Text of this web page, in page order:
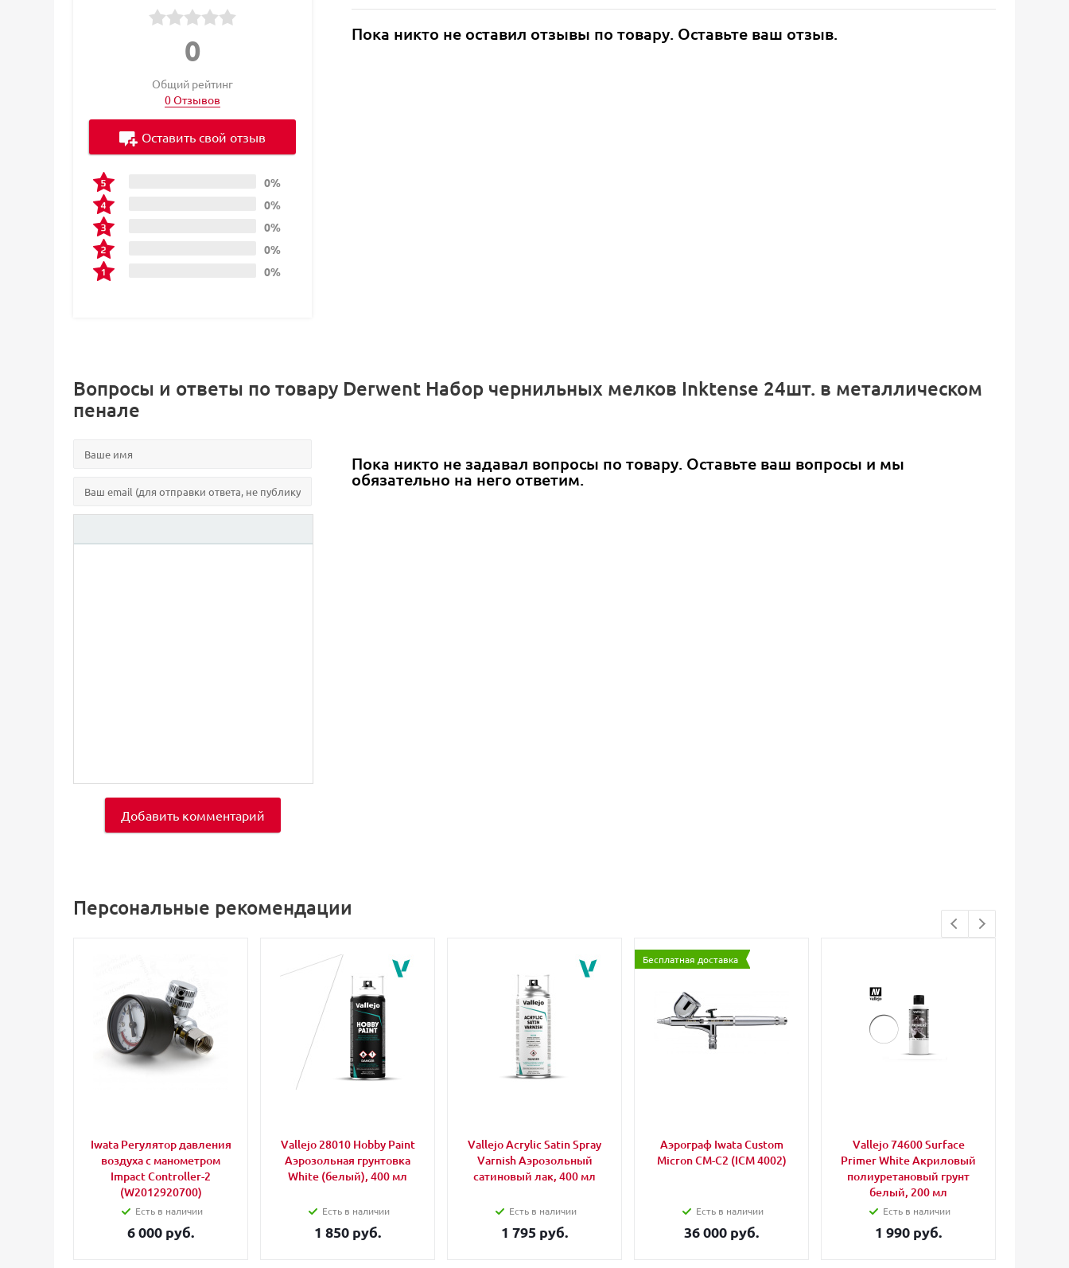
0
Общий рейтинг
0 Отзывов
0%
0%
0%
0%
0%
Оставить свой отзыв
Пока никто не оставил отзывы по товару. Оставьте ваш отзыв.
Вопросы и ответы по товару Derwent Набор чернильных мелков Inktense 24шт. в металлическом
пенале
Добавить комментарий
Пока никто не задавал вопросы по товару. Оставьте ваш вопросы и мы
обязательно на него ответим.
Персональные рекомендации
Iwata Регулятор давления
воздуха с манометром
Impact Controller-2
(W2012920700)
Есть в наличии
6 000 руб.
Vallejo 28010 Hobby Paint
Аэрозольная грунтовка
White (белый), 400 мл
Есть в наличии
1 850 руб.
Vallejo Acrylic Satin Spray
Varnish Аэрозольный
сатиновый лак, 400 мл
Есть в наличии
1 795 руб.
Бесплатная доставка
Аэрограф Iwata Custom
Micron CM-C2 (ICM 4002)
Есть в наличии
36 000 руб.
Vallejo 74600 Surface
Primer White Акриловый
полиуретановый грунт
белый, 200 мл
Есть в наличии
1 990 руб.